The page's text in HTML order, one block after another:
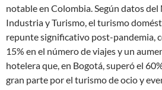
notable en Colombia. Según datos
Industria y Turismo, el turismo
repunte significativo post-pandemia,
15% en el número de viajes y un
hotelera que, en Bogotá, superó el
gran parte por el turismo de ocio y